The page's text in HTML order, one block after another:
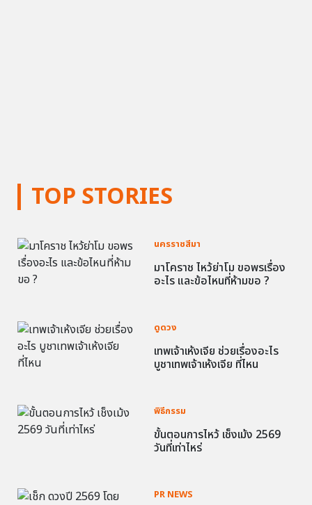
TOP STORIES
นครราชสีมา
มาโคราช ไหว้ย่าโม ขอพรเรื่อง
อะไร และข้อไหนที่ห้ามขอ ?
ดูดวง
เทพเจ้าเห้งเจีย ช่วยเรื่องอะไร
บูชาเทพเจ้าเห้งเจีย ที่ไหน
พิธีกรรม
ขั้นตอนการไหว้ เช็งเม้ง 2569
วันที่เท่าไหร่
PR NEWS